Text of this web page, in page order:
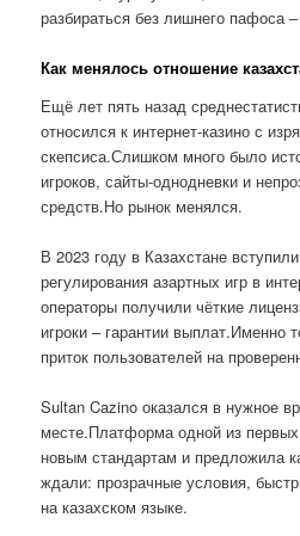
разбираться без лишнего пафоса
Как менялось отношение
Ещё лет пять назад
относился к интернет-казино с
скепсиса.Слишком много было
игроков, сайты-однодневки и
средств.Но рынок менялся.
В 2023 году в Казахстане
регулирования азартных игр в
операторы получили чёткие
игроки – гарантии выплат.Именно
приток пользователей на
Sultan Cazino оказался в нужное
месте.Платформа одной из
новым стандартам и предложила
ждали: прозрачные условия,
на казахском языке.